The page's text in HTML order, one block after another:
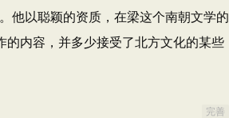
他以聪颖的资质，在梁这个南朝文学的
内容，并多少接受了北方文化的某些
完善